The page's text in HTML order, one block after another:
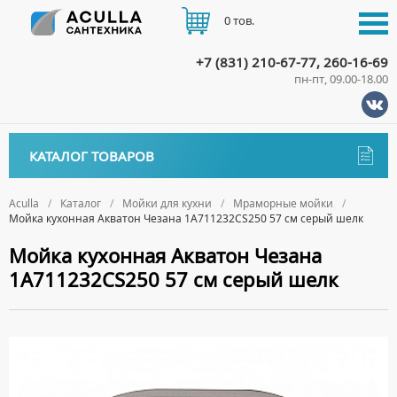
Aculla Каталог Мойки для кухни
Мраморные мойки
Мойка кухонная Акватон Чезана 1A711232CS250 57 см серый шелк
Мойка кухонная Акватон Чезана
1A711232CS250 57 см серый шелк
КАТАЛОГ ТОВАРОВ
ДЕРЖАТЕЛИ
ДИСПЕНСЕРЫ
ДОЗАТОРЫ ДЛЯ МЫЛА
Биде
НАПОЛЬНЫЕ БИДЕ
ПОДВЕСНЫЕ БИДЕ
КРЫШКИ ДЛЯ БИДЕ
Ванны
АКРИЛОВЫЕ ВАННЫ
Ванны комплектующие
ДУШЕВЫЕ ДВЕРИ
+7 (831) 210-67-77, 260-16-69
пн-пт, 09.00-18.00
0 тов.
ДОСТАВКА
ОПЛАТА
КОНТАКТЫ